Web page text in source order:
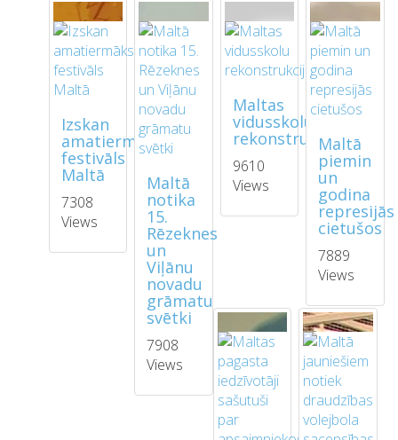
Izskan
amatiermākslas
festivāls
Maltā
7308
Views
Maltā
notika
15.
Rēzeknes
un
Viļānu
novadu
grāmatu
svētki
7908
Views
Maltas
vidusskolu
rekonstrukcija
9610
Views
Maltā
piemin
un
godina
represijās
cietušos
7889
Views